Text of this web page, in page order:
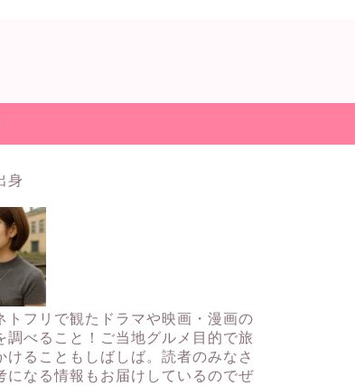
身
トフリで観たドラマや映画・漫画の
調べること！ご当地グルメ目的で旅
けることもしばしば。読者のみなさ
になる情報もお届けしているのでぜ